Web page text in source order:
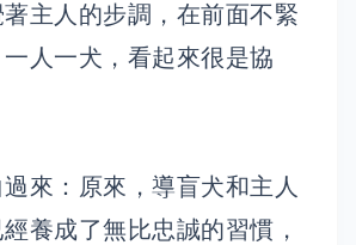
主人的步調，在前面不緊
人一犬，看起來很是協
來：原來，導盲犬和主人
養成了無比忠誠的習慣，